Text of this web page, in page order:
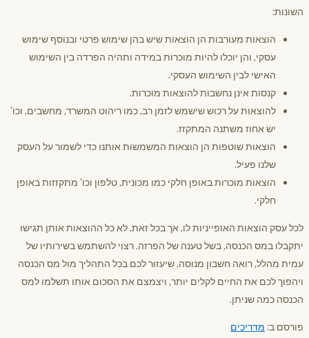
השונות:
הוצאות מעורבות הן הוצאות שיש בהן שימוש פרטי ובנוסף שימוש
עסקי, והן יוכלו להיות מוכרות במידה ותהיה הפרדה בין השימוש
האישי לבין השימוש העסקי.
קנסות אינן נחשבות להוצאות מוכרות.
להוצאות על רכוש שישמש לזמן רב, כמו ריהוט המשרד, מחשבים, וכו'
יש אחוז משתנה המתקזז.
הוצאות שוטפות הן הוצאות המשמשות אותנו כדי לשמור על העסק
שלנו פעיל.
הוצאות מוכרות באופן חלקי כמו מכונית, טלפון וכו' מתקזזות באופן
חלקי.
לכל עסק הוצאות האופייניות לו, אך בכל זאת, לא כל ההוצאות אותן תגישו
יתקבלו במס הכנסה, בשל טענה של הפרזה. רצוי להשתמש בשירותיו של
עמית מהלל, רואה חשבון מנוסה, שיעזור לכם בכל התהליך מול מס הכנסה
ויהפוך לכם את החיים לקלים יותר, ויצמצם את הסכום אותו תשלמו למס
הכנסה כמה שניתן.
פורסם ב: מדריכים